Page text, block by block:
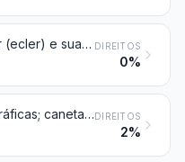
Fechos de correr (ecler) e suas partes DIREITOS
0%
Canetas esferográficas; canetas e marcadores, com ponta de feltro ou com outras pontas porosas; canetas de tinta permanente (canetas-tinteiro) e outras canetas; estiletes para duplicadores; lapiseiras; canetas porta-penas, porta-lápis e artigos semelhantes; suas partes (incluindo as tampas e prendedores), exceto os artigos da posição 9609DIREITOS
2%